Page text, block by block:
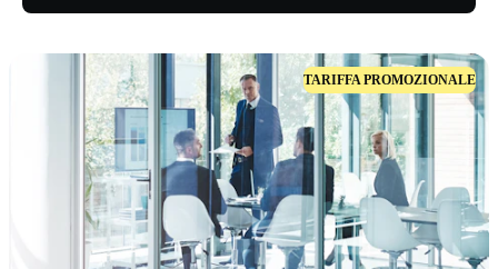
TARIFFA PROMOZIONALE